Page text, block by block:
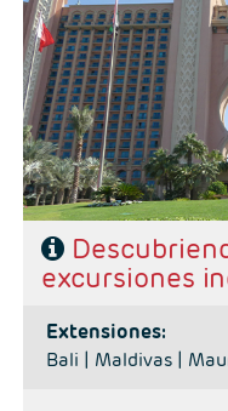
- Salidas: Diarias
- Ruta: Dubai 5 noches.
- Categoría hotelera: A
- Régimen: Alojamiento y
- Excursiones incluidas:
* Visita ciudad Dubai con
* Safari por el desierto
* Visita medio día Sharjah
* Cena Buffet en Dhow
* Visita Ciudad de Abu
no incluido.
* Visita Ciudad de
Descubriendo
excursiones
extensiones:
Bali | Maldivas |